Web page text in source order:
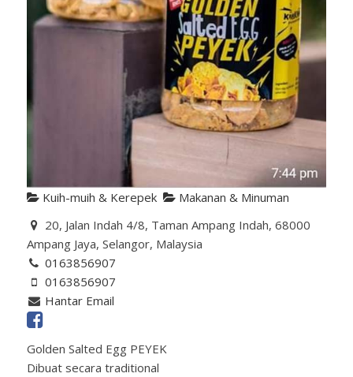
Kuih-muih & Kerepek
Makanan & Minuman
20, Jalan Indah 4/8, Taman Ampang Indah, 68000
Ampang Jaya, Selangor, Malaysia
0163856907
0163856907
Hantar Email
Golden Salted Egg PEYEK
Dibuat secara traditional